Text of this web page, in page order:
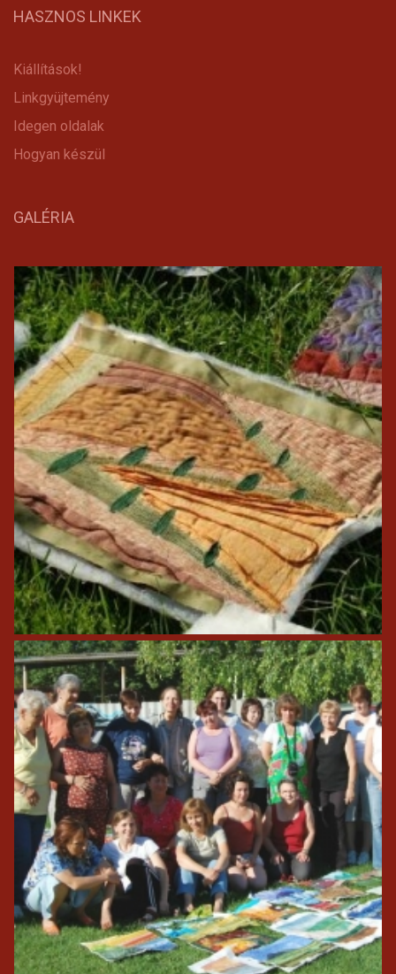
HASZNOS LINKEK
Kiállítások!
Linkgyüjtemény
Idegen oldalak
Hogyan készül
GALÉRIA